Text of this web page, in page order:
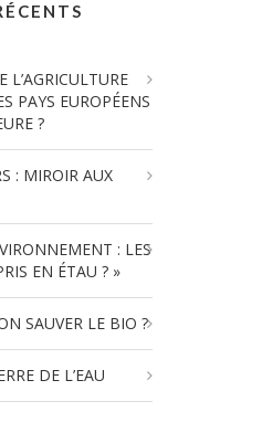
L’AGRICULTURE
PAYS EUROPÉENS
?
: MIROIR AUX
: LES
EN ÉTAU ? »
SAUVER LE BIO ?
DE L’EAU